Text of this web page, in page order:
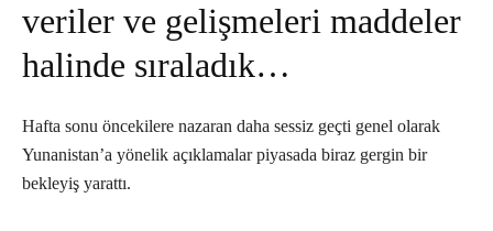
veriler ve gelişmeleri maddeler
halinde sıraladık…
Hafta sonu öncekilere nazaran daha sessiz geçti genel olarak
Yunanistan’a yönelik açıklamalar piyasada biraz gergin bir
bekleyiş yarattı.